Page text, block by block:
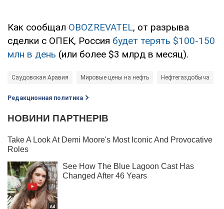
Как сообщал OBOZREVATEL, от разрыва
сделки с ОПЕК, Россия будет терять $100-150
млн в день (или более $3 млрд в месяц).
Саудовская Аравия Мировые цены на нефть Нефтегаздобыча
Редакционная политика